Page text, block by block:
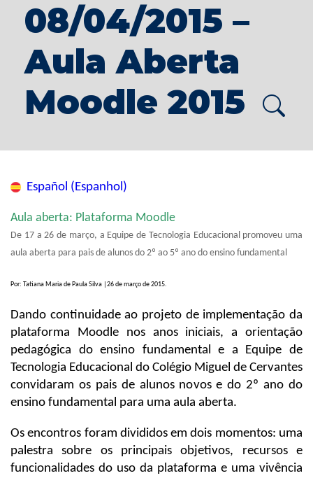
08/04/2015 –
Aula Aberta
Moodle 2015
Español (Espanhol)
Aula aberta: Plataforma Moodle
De 17 a 26 de março, a Equipe de Tecnologia Educacional promoveu uma
aula aberta para pais de alunos do 2º ao 5º ano do ensino fundamental
Por: Tatiana Maria de Paula Silva |26 de março de 2015.
Dando continuidade ao projeto de implementação da
plataforma Moodle nos anos iniciais, a orientação
pedagógica do ensino fundamental e a Equipe de
Tecnologia Educacional do Colégio Miguel de Cervantes
convidaram os pais de alunos novos e do 2º ano do
ensino fundamental para uma aula aberta.
Os encontros foram divididos em dois momentos: uma
palestra sobre os principais objetivos, recursos e
funcionalidades do uso da plataforma e uma vivência